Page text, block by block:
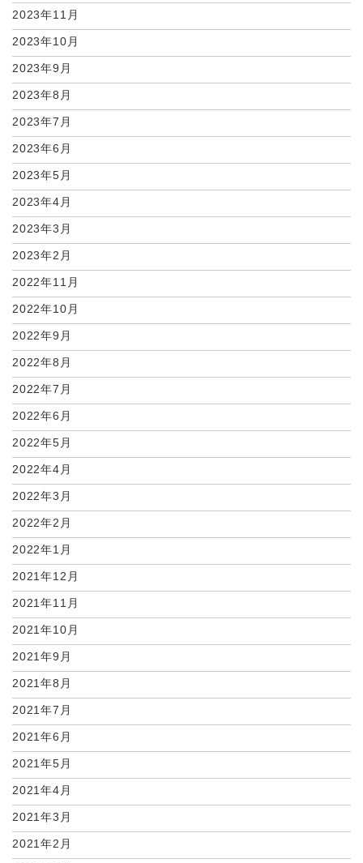
2023年11月
2023年10月
2023年9月
2023年8月
2023年7月
2023年6月
2023年5月
2023年4月
2023年3月
2023年2月
2022年11月
2022年10月
2022年9月
2022年8月
2022年7月
2022年6月
2022年5月
2022年4月
2022年3月
2022年2月
2022年1月
2021年12月
2021年11月
2021年10月
2021年9月
2021年8月
2021年7月
2021年6月
2021年5月
2021年4月
2021年3月
2021年2月